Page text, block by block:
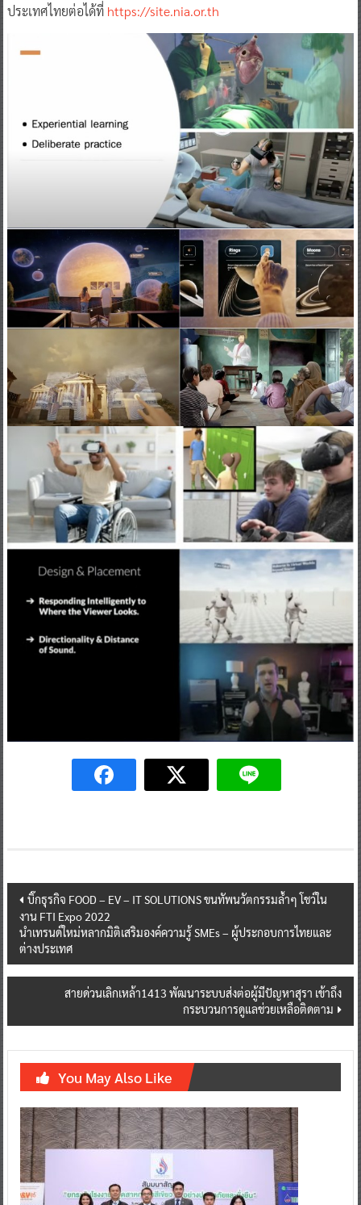
ประเทศไทยต่อได้ที่ https://site.nia.or.th
Post
navigation
บิ๊กธุรกิจ FOOD – EV – IT SOLUTIONS ขนทัพนวัตกรรมล้ำๆ โชว์ใน
งาน FTI Expo 2022
นำเทรนด์ใหม่หลากมิติเสริมองค์ความรู้ SMEs – ผู้ประกอบการไทยและ
ต่างประเทศ
สายด่วนเลิกเหล้า1413 พัฒนาระบบส่งต่อผู้มีปัญหาสุรา เข้าถึง
กระบวนการดูแลช่วยเหลือติดตาม
You May Also Like